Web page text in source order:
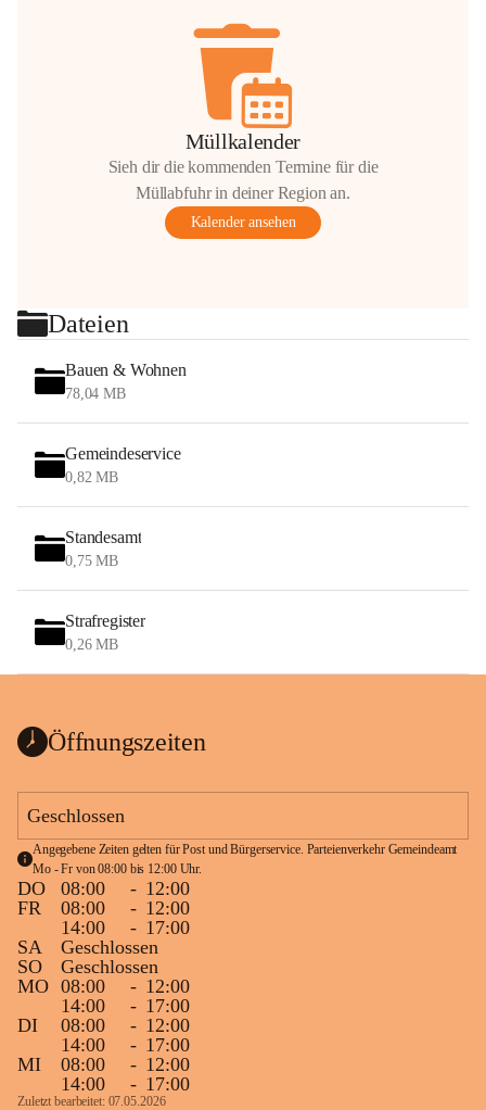
Müllkalender
Sieh dir die kommenden Termine für die
Müllabfuhr in deiner Region an.
Kalender ansehen
Dateien
Bauen & Wohnen
78,04 MB
Gemeindeservice
0,82 MB
Standesamt
0,75 MB
Strafregister
0,26 MB
Öffnungszeiten
Geschlossen
Angegebene Zeiten gelten für Post und Bürgerservice. Parteienverkehr Gemeindeamt
Mo - Fr von 08:00 bis 12:00 Uhr.
DO 08:00 - 12:00
FR
08:00 - 12:00
14:00
- 17:00
SA
Geschlossen
SO
Geschlossen
MO 08:00 - 12:00
14:00
- 17:00
DI
08:00 - 12:00
14:00
- 17:00
MI
08:00 - 12:00
14:00
- 17:00
Zuletzt bearbeitet: 07.05.2026